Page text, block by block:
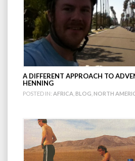
A DIFFERENT APPROACH TO
HENNING
POSTED IN: AFRICA BLOG NORTH